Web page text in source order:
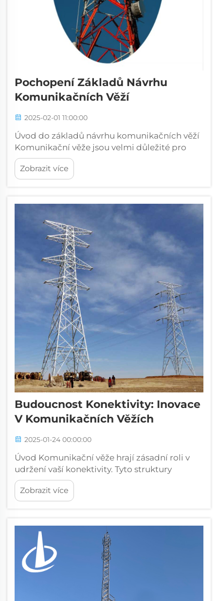
Pochopení Základů Návrhu
Komunikačních Věží
2025-02-01 11:00:00
Úvod do základů návrhu komunikačních věží
Komunikační věže jsou velmi důležité pro
současný způsob naší komunikace, která
propojuje miliony lidí po celém světě. Většina
lidí na ně příliš nemyslí, ale hrdě se tyčí v...
Zobrazit více
Budoucnost Konektivity: Inovace
V Komunikačních Věžích
2025-01-24 00:00:00
Úvod Komunikační věže hrají zásadní roli v
udržení vaší konektivity. Tyto struktury
zajišťují bezproblémovou komunikaci ve
světě, který vyžaduje neustálou propojenost.
Jak technologie postupuje, věže se vyvíjejí,
Zobrazit více